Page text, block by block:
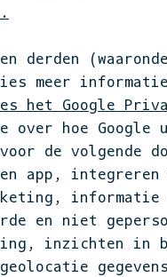
Altijd vooruit,
derden
meer
het Google
over hoe Google
de volgende
app,
informatie
en niet
inzichten in
geolocatie